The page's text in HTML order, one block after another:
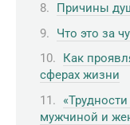
Причины
Что это за
Как
сферах жизни
мужчиной и